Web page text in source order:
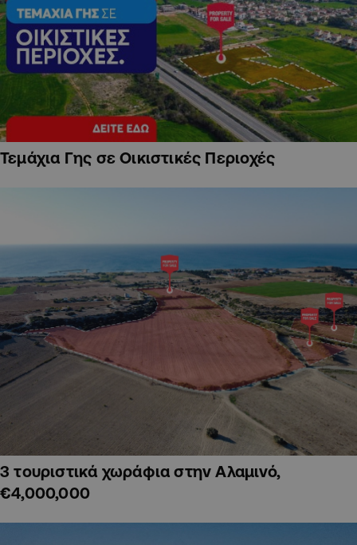
Τεμάχια Γης σε Οικιστικές Περιοχές
3 τουριστικά χωράφια στην Αλαμινό,
€4,000,000